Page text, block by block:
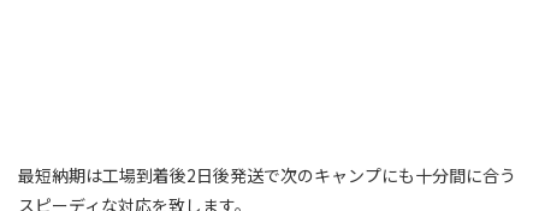
最短納期は工場到着後2日後発送で次のキャンプにも十分間に合う
スピーディな対応を致します。